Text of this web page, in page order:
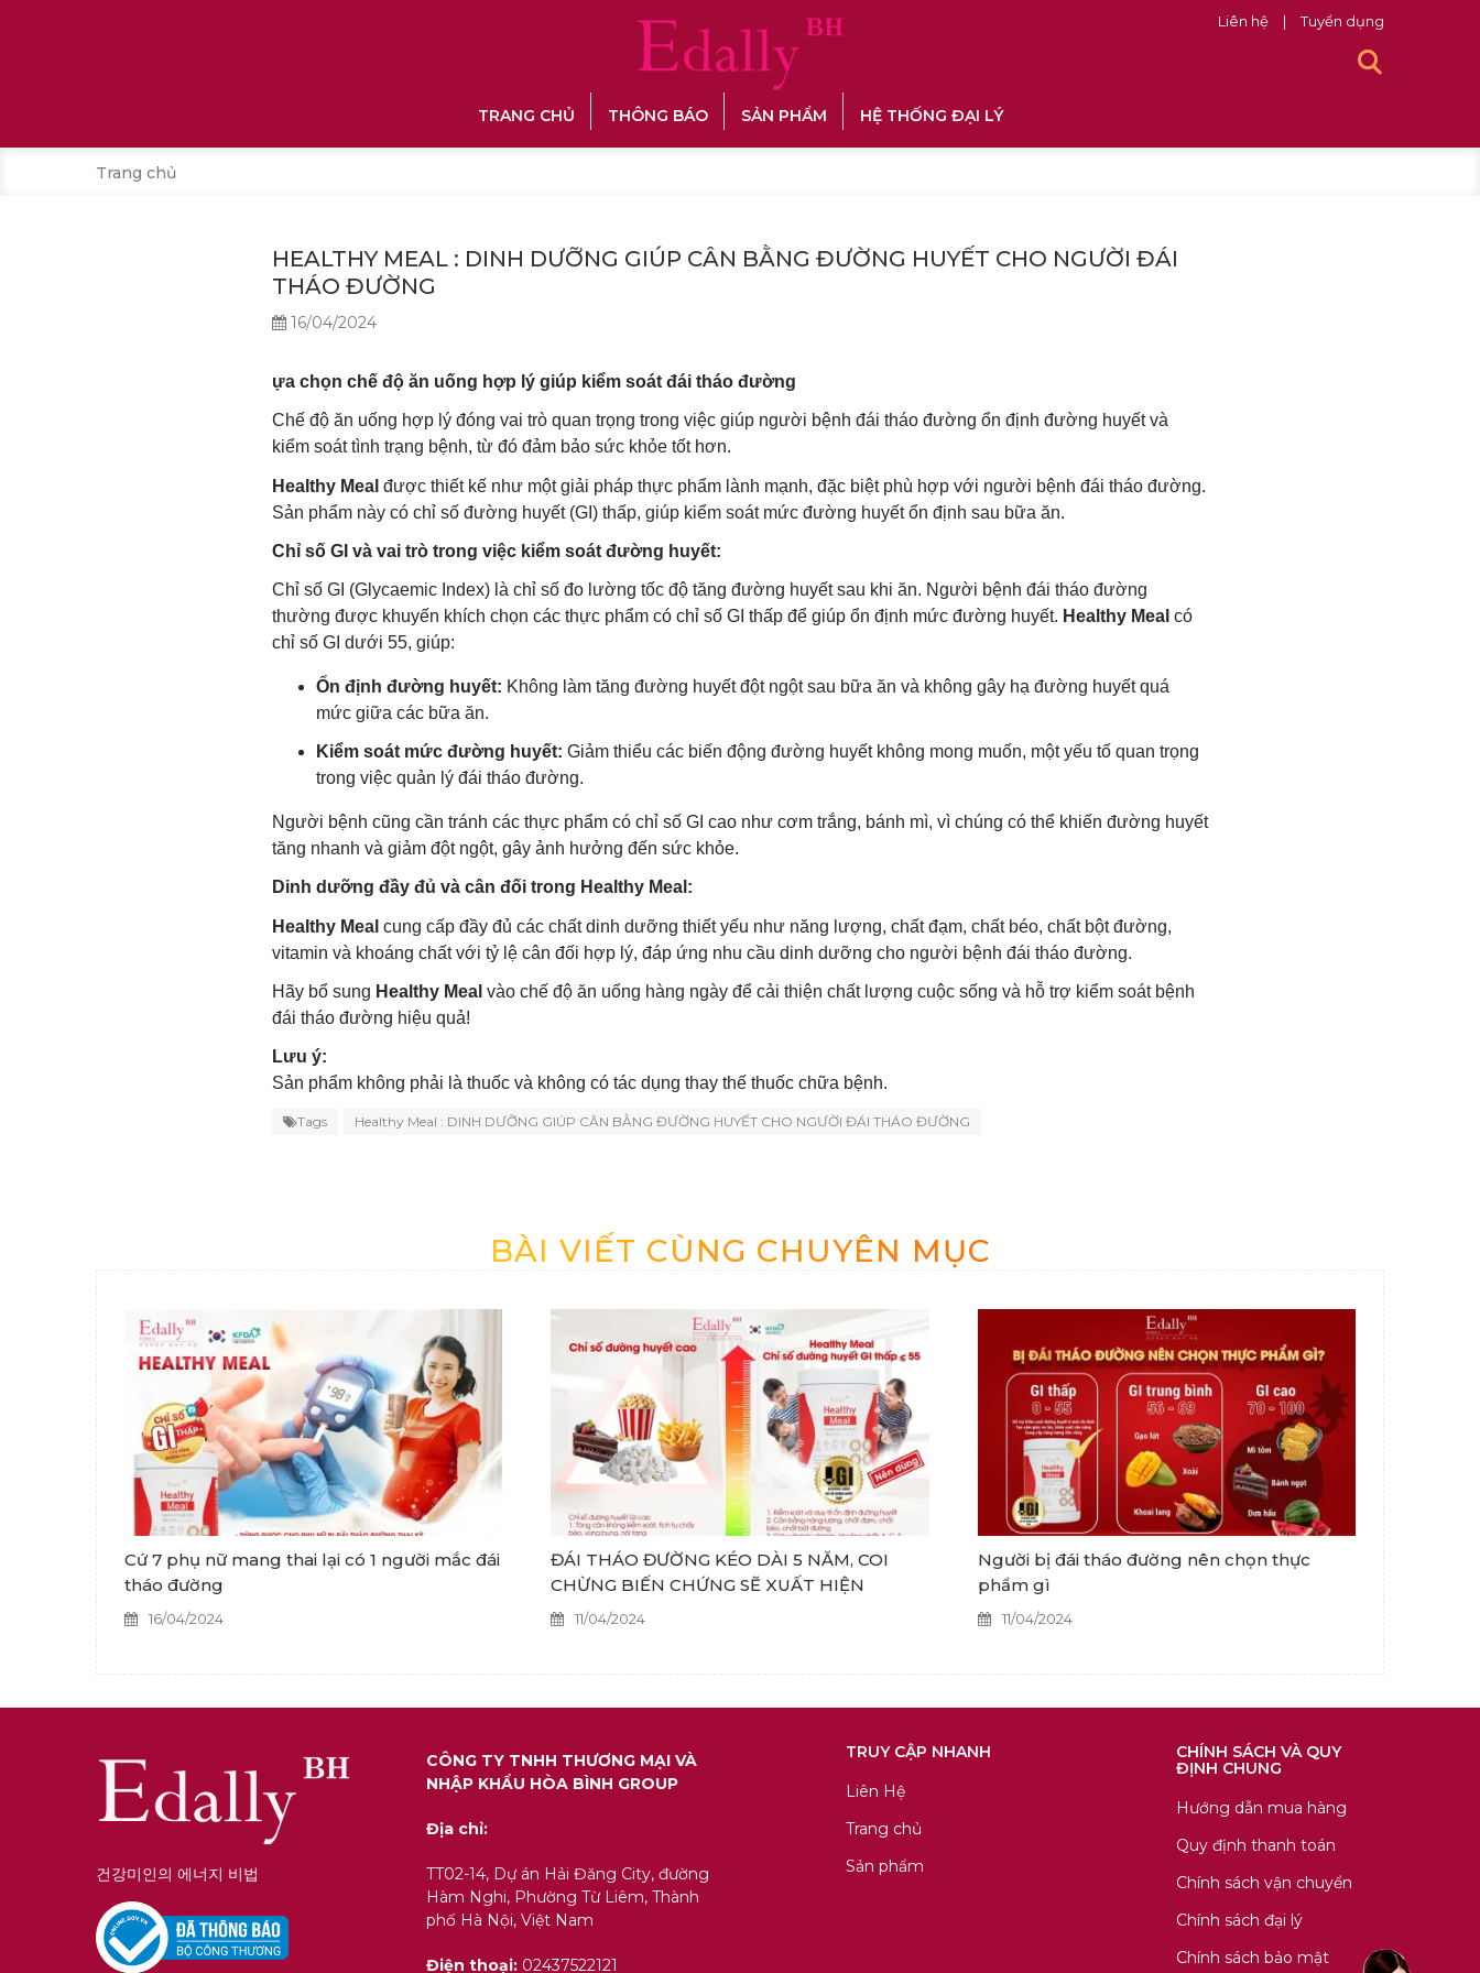
Liên hệ | Tuyển dụng
TRANG CHỦ THÔNG BÁO SẢN PHẨM HỆ THỐNG ĐẠI LÝ
Trang chủ
HEALTHY MEAL : DINH DƯỠNG GIÚP CÂN BẰNG ĐƯỜNG HUYẾT CHO NGƯỜI ĐÁI
THÁO ĐƯỜNG
16/04/2024
ựa chọn chế độ ăn uống hợp lý giúp kiểm soát đái tháo đường
Chế độ ăn uống hợp lý đóng vai trò quan trọng trong việc giúp người bệnh đái tháo đường ổn định đường huyết và
kiểm soát tình trạng bệnh, từ đó đảm bảo sức khỏe tốt hơn.
Healthy Meal được thiết kế như một giải pháp thực phẩm lành mạnh, đặc biệt phù hợp với người bệnh đái tháo đường.
Sản phẩm này có chỉ số đường huyết (GI) thấp, giúp kiểm soát mức đường huyết ổn định sau bữa ăn.
Chỉ số GI và vai trò trong việc kiểm soát đường huyết:
Chỉ số GI (Glycaemic Index) là chỉ số đo lường tốc độ tăng đường huyết sau khi ăn. Người bệnh đái tháo đường
thường được khuyến khích chọn các thực phẩm có chỉ số GI thấp để giúp ổn định mức đường huyết. Healthy Meal có
chỉ số GI dưới 55, giúp:
Ổn định đường huyết: Không làm tăng đường huyết đột ngột sau bữa ăn và không gây hạ đường huyết quá
mức giữa các bữa ăn.
Kiểm soát mức đường huyết: Giảm thiểu các biến động đường huyết không mong muốn, một yếu tố quan trọng
trong việc quản lý đái tháo đường.
Người bệnh cũng cần tránh các thực phẩm có chỉ số GI cao như cơm trắng, bánh mì, vì chúng có thể khiến đường huyết
tăng nhanh và giảm đột ngột, gây ảnh hưởng đến sức khỏe.
Dinh dưỡng đầy đủ và cân đối trong Healthy Meal:
Healthy Meal cung cấp đầy đủ các chất dinh dưỡng thiết yếu như năng lượng, chất đạm, chất béo, chất bột đường,
vitamin và khoáng chất với tỷ lệ cân đối hợp lý, đáp ứng nhu cầu dinh dưỡng cho người bệnh đái tháo đường.
Hãy bổ sung Healthy Meal vào chế độ ăn uống hàng ngày để cải thiện chất lượng cuộc sống và hỗ trợ kiểm soát bệnh
đái tháo đường hiệu quả!
Lưu ý:
Sản phẩm không phải là thuốc và không có tác dụng thay thế thuốc chữa bệnh.
Tags Healthy Meal : DINH DƯỠNG GIÚP CÂN BẰNG ĐƯỜNG HUYẾT CHO NGƯỜI ĐÁI THÁO ĐƯỜNG
BÀI VIẾT CÙNG CHUYÊN MỤC
Cứ 7 phụ nữ mang thai lại có 1 người mắc đái
tháo đường
16/04/2024
ĐÁI THÁO ĐƯỜNG KÉO DÀI 5 NĂM, COI
CHỪNG BIẾN CHỨNG SẼ XUẤT HIỆN
11/04/2024
Người bị đái tháo đường nên chọn thực
phẩm gì
11/04/2024
건강미인의 에너지 비법
CÔNG TY TNHH THƯƠNG MẠI VÀ
NHẬP KHẨU HÒA BÌNH GROUP
Địa chỉ:
TT02-14, Dự án Hải Đăng City, đường
Hàm Nghi, Phường Từ Liêm, Thành
phố Hà Nội, Việt Nam
Điện thoại: 02437522121
TRUY CẬP NHANH
Liên Hệ
Trang chủ
Sản phẩm
CHÍNH SÁCH VÀ QUY
ĐỊNH CHUNG
Hướng dẫn mua hàng
Quy định thanh toán
Chính sách vận chuyển
Chính sách đại lý
Chính sách bảo mật